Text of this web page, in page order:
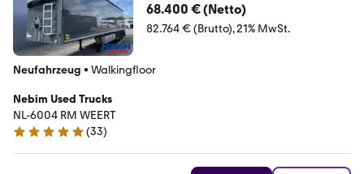
68.400 € (Netto)
82.764 € (Brutto) 21% MwSt.
Neufahrzeug • Walkingfloor
Nebim Used Trucks
NL-6004 RM WEERT
5 Sterne
(33)